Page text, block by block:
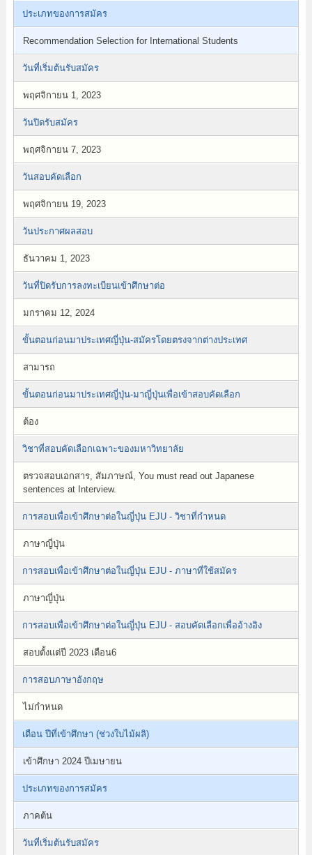
ประเภทของการสมัคร
Recommendation Selection for International Students
วันที่เริ่มต้นรับสมัคร
พฤศจิกายน 1, 2023
วันปิดรับสมัคร
พฤศจิกายน 7, 2023
วันสอบคัดเลือก
พฤศจิกายน 19, 2023
วันประกาศผลสอบ
ธันวาคม 1, 2023
วันที่ปิดรับการลงทะเบียนเข้าศึกษาต่อ
มกราคม 12, 2024
ขั้นตอนก่อนมาประเทศญี่ปุ่น-สมัครโดยตรงจากต่างประเทศ
สามารถ
ขั้นตอนก่อนมาประเทศญี่ปุ่น-มาญี่ปุ่นเพื่อเข้าสอบคัดเลือก
ต้อง
วิชาที่สอบคัดเลือกเฉพาะของมหาวิทยาลัย
ตรวจสอบเอกสาร, สัมภาษณ์, You must read out Japanese
sentences at Interview.
การสอบเพื่อเข้าศึกษาต่อในญี่ปุ่น EJU - วิชาที่กำหนด
ภาษาญี่ปุ่น
การสอบเพื่อเข้าศึกษาต่อในญี่ปุ่น EJU - ภาษาที่ใช้สมัคร
ภาษาญี่ปุ่น
การสอบเพื่อเข้าศึกษาต่อในญี่ปุ่น EJU - สอบคัดเลือกเพื่ออ้างอิง
สอบตั้งแต่ปี 2023 เดือน6
การสอบภาษาอังกฤษ
ไม่กำหนด
เดือน ปีที่เข้าศึกษา (ช่วงใบไม้ผลิ)
เข้าศึกษา 2024 ปีเมษายน
ประเภทของการสมัคร
ภาคต้น
วันที่เริ่มต้นรับสมัคร